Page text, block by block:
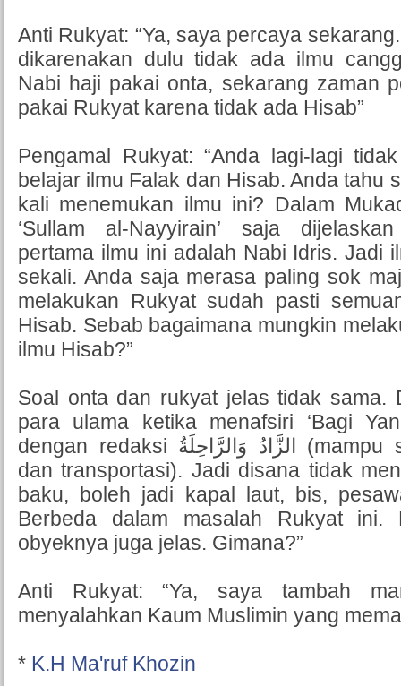
Anti Rukyat: “Ya, saya percaya
dikarenakan dulu tidak ada ilmu
Nabi haji pakai onta, sekarang zaman
pakai Rukyat karena tidak ada Hisab”
Pengamal Rukyat: “Anda lagi-lagi
belajar ilmu Falak dan Hisab. Anda tahu
kali menemukan ilmu ini? Dalam
‘Sullam al-Nayyirain’ saja
pertama ilmu ini adalah Nabi Idris. Jadi
sekali. Anda saja merasa paling sok
melakukan Rukyat sudah pasti
Hisab. Sebab bagaimana mungkin
ilmu Hisab?”
Soal onta dan rukyat jelas tidak sama.
para ulama ketika menafsiri ‘Bagi
dengan redaksi الزَّادُ وَالرَّاحِلَةُ (mampu secara perbekalan
dan transportasi). Jadi disana tidak
baku, boleh jadi kapal laut, bis,
Berbeda dalam masalah Rukyat ini.
obyeknya juga jelas. Gimana?”
Anti Rukyat: “Ya, saya tambah
menyalahkan Kaum Muslimin yang
* K.H Ma'ruf Khozin